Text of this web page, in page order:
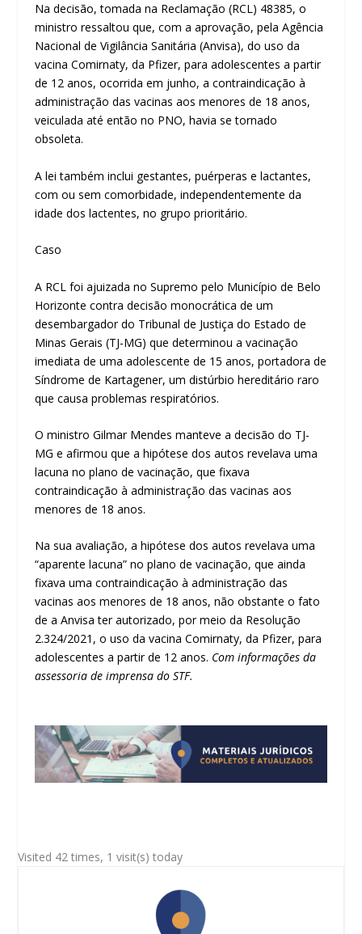
Na decisão, tomada na Reclamação (RCL) 48385, o
ministro ressaltou que, com a aprovação, pela Agência
Nacional de Vigilância Sanitária (Anvisa), do uso da
vacina Comirnaty, da Pfizer, para adolescentes a partir
de 12 anos, ocorrida em junho, a contraindicação à
administração das vacinas aos menores de 18 anos,
veiculada até então no PNO, havia se tornado
obsoleta.
A lei também inclui gestantes, puérperas e lactantes,
com ou sem comorbidade, independentemente da
idade dos lactentes, no grupo prioritário.
Caso
A RCL foi ajuizada no Supremo pelo Município de Belo
Horizonte contra decisão monocrática de um
desembargador do Tribunal de Justiça do Estado de
Minas Gerais (TJ-MG) que determinou a vacinação
imediata de uma adolescente de 15 anos, portadora de
Síndrome de Kartagener, um distúrbio hereditário raro
que causa problemas respiratórios.
O ministro Gilmar Mendes manteve a decisão do TJ-
MG e afirmou que a hipótese dos autos revelava uma
lacuna no plano de vacinação, que fixava
contraindicação à administração das vacinas aos
menores de 18 anos.
Na sua avaliação, a hipótese dos autos revelava uma
“aparente lacuna” no plano de vacinação, que ainda
fixava uma contraindicação à administração das
vacinas aos menores de 18 anos, não obstante o fato
de a Anvisa ter autorizado, por meio da Resolução
2.324/2021, o uso da vacina Comirnaty, da Pfizer, para
adolescentes a partir de 12 anos. Com informações da
assessoria de imprensa do STF.
Visited 42 times, 1 visit(s) today